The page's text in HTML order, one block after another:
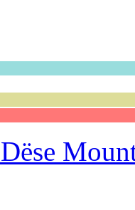
Dëse